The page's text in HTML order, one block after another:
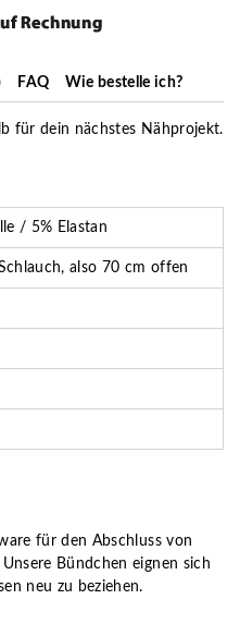
FAQ Wie bestelle ich?
für dein nächstes Nähprojekt.
/ 5% Elastan
also 70 cm offen
für den Abschluss von
Bündchen eignen sich
neu zu beziehen.